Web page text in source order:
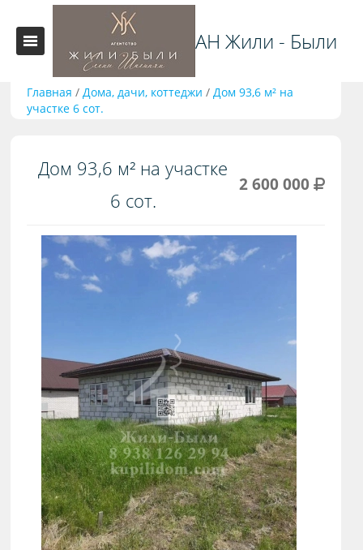
АН Жили - Были
Главная /Дома, дачи, коттеджи /Дом 93,6 м² на
участке 6 сот.
Дом 93,6 м² на участке
6 сот.
2 600 000